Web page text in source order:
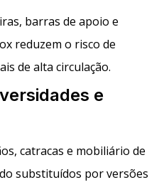
barras de apoio e
reduzem o risco de
de alta circulação.
e
catracas e mobiliário de
substituídos por versões